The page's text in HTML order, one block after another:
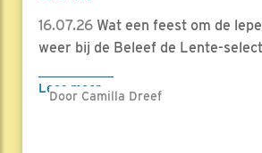
16.07.26 Wat een feest om de
weer bij de Beleef de Lente-
Lees meer
Door Camilla Dreef